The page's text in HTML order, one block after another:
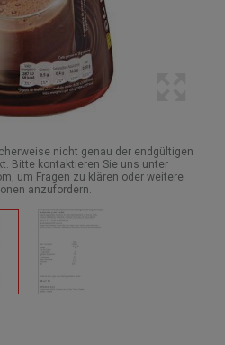
nicht genau der endgültigen
Bitte kontaktieren Sie uns unter
um Fragen zu klären oder weitere
anzufordern.